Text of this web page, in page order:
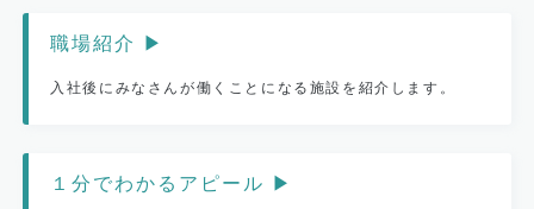
職場紹介 ▶︎
入社後にみなさんが働くことになる施設を紹介します。
１分でわかるアピール ▶︎